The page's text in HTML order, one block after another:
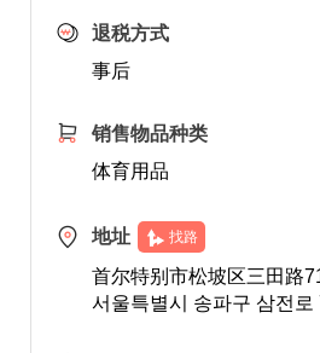
退税方式
事后
销售物品种类
体育用品
地址 找路
首尔特别市松坡区三田路
서울특별시 송파구 삼전로